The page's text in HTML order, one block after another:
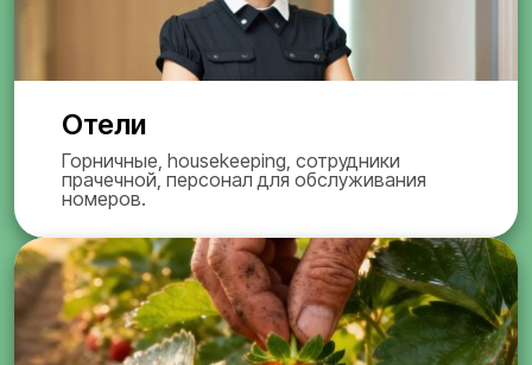
Отели
Горничные, housekeeping, сотрудники
прачечной, персонал для обслуживания
номеров.